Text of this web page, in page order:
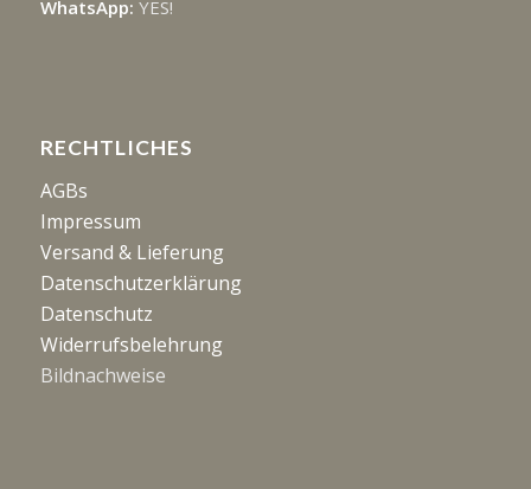
WhatsApp: YES!
RECHTLICHES
AGBs
Impressum
Versand & Lieferung
Datenschutzerklärung
Datenschutz
Widerrufsbelehrung
Bildnachweise